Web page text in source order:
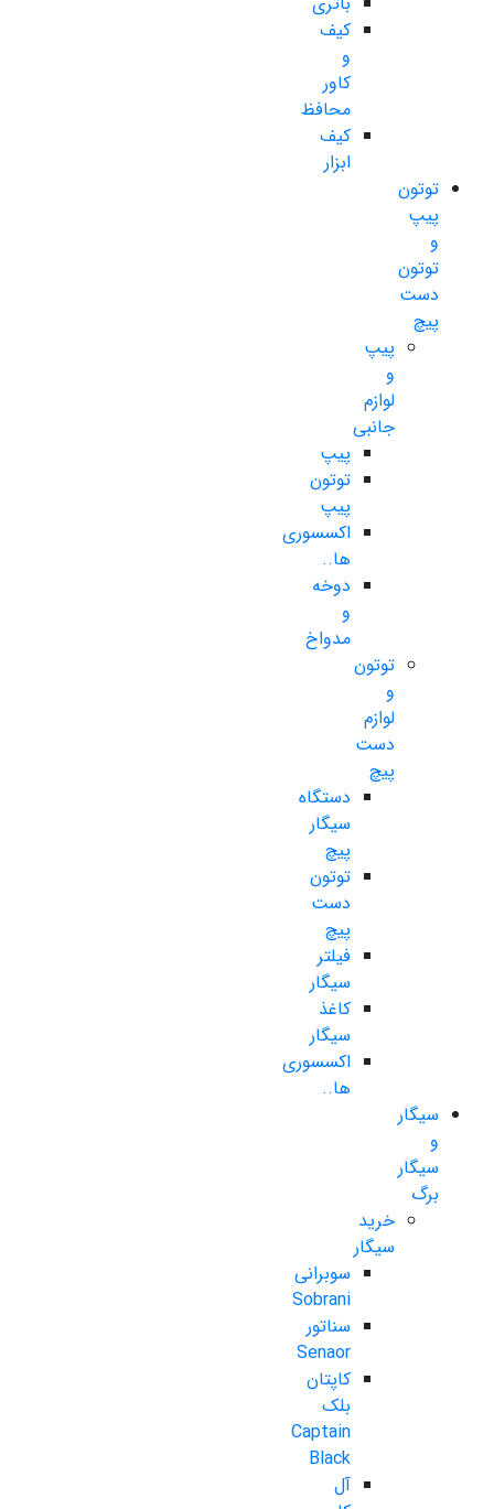
کیف
و
کاور
محافظ
کیف
ابزار
توتون
پیپ
و
توتون
دست
پیچ
پیپ
و
لوازم
جانبی
پیپ
توتون
پیپ
اکسسوری
ها..
دوخه
و
مدواخ
توتون
و
لوازم
دست
پیچ
دستگاه
سیگار
پیچ
توتون
دست
پیچ
فیلتر
سیگار
کاغذ
سیگار
اکسسوری
ها..
سیگار
و
سیگار
برگ
خرید
سیگار
سوبرانی
Sobrani
سناتور
Senaor
کاپتان
بلک
Captain
Black
آل